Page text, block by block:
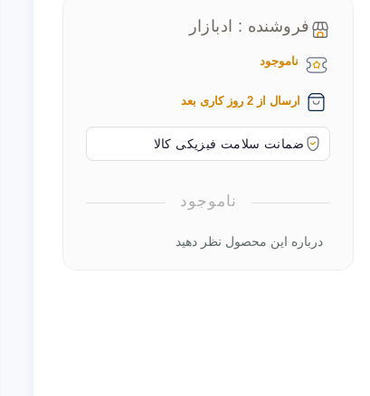
فروشنده : ادبازار
ناموجود
ارسال از 2 روز کاری بعد
ضمانت سلامت فیزیکی کالا
ناموجود
درباره این محصول نظر دهید